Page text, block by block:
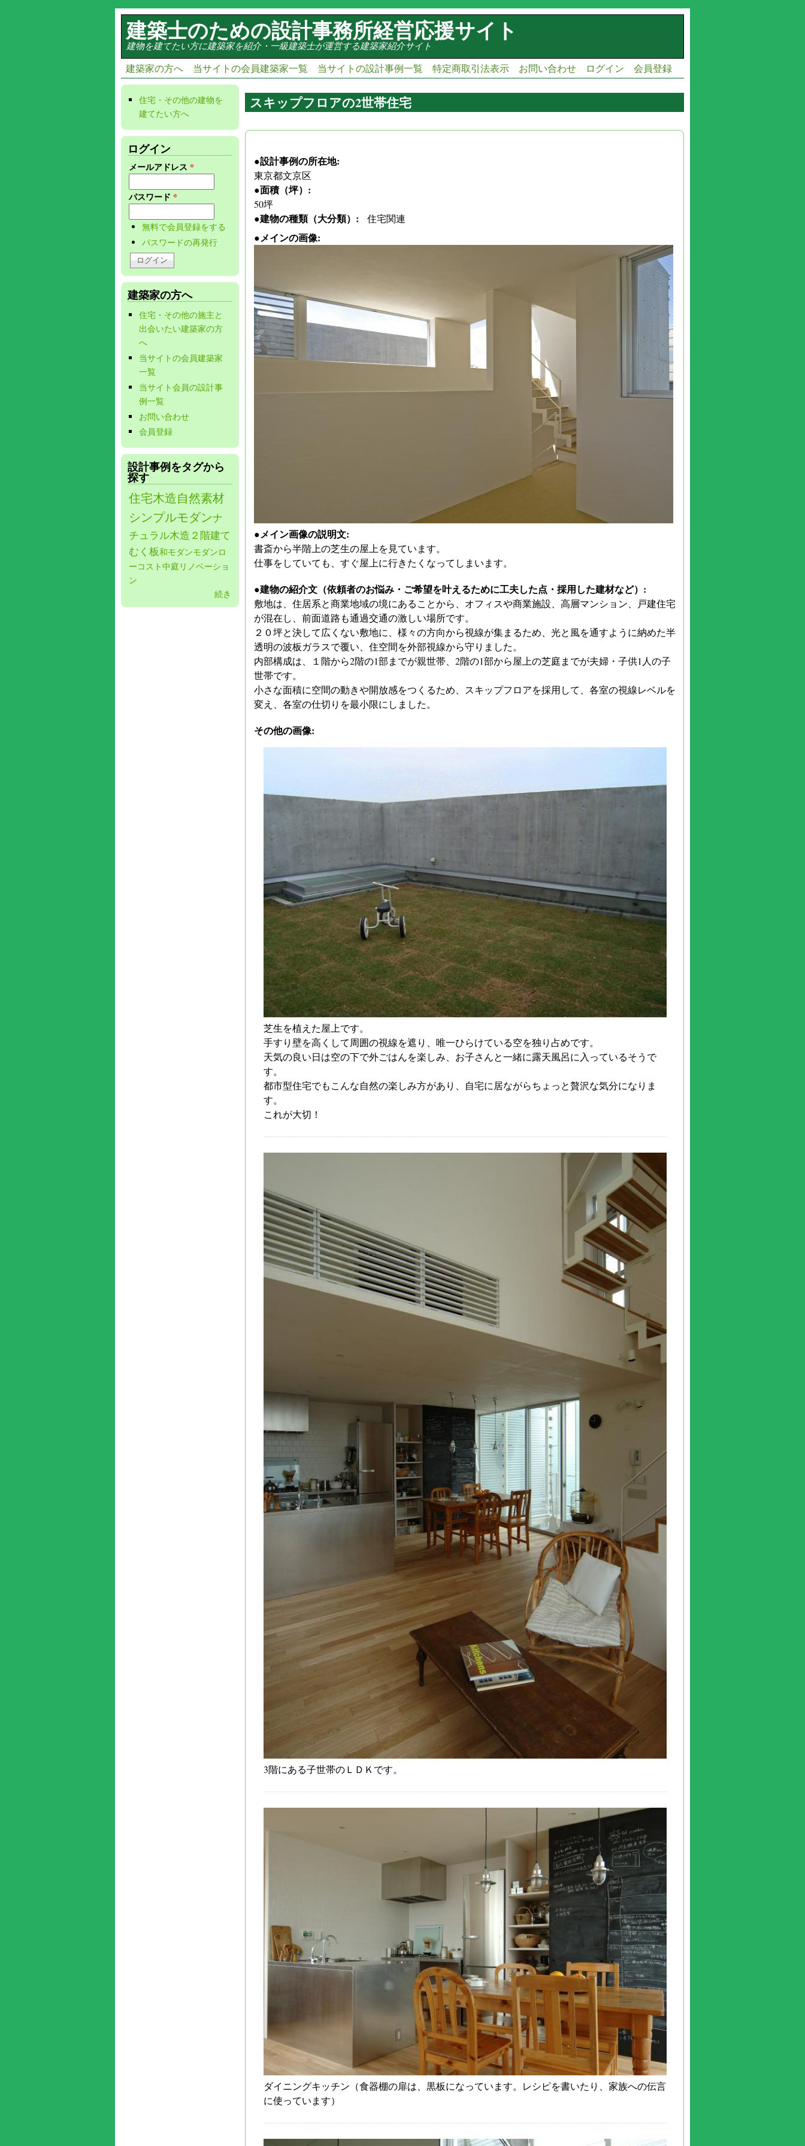
建築士のための設計事務所経営応援サイト
建物を建てたい方に建築家を紹介・一級建築士が運営する建築家紹介サイト
建築家の方へ 当サイトの会員建築家一覧 当サイトの設計事例一覧 特定商取引法表示 お問い合わせ ログイン 会員登録
スキップフロアの2世帯住宅
●設計事例の所在地:
東京都文京区
●面積（坪）:
50坪
●建物の種類（大分類）: 住宅関連
●メインの画像:
●メイン画像の説明文:
書斎から半階上の芝生の屋上を見ています。
仕事をしていても、すぐ屋上に行きたくなってしまいます。
●建物の紹介文（依頼者のお悩み・ご希望を叶えるために工夫した点・採用した建材など）:
敷地は、住居系と商業地域の境にあることから、オフィスや商業施設、高層マンション、戸建住宅
が混在し、前面道路も通過交通の激しい場所です。
２０坪と決して広くない敷地に、様々の方向から視線が集まるため、光と風を通すように納めた半
透明の波板ガラスで覆い、住空間を外部視線から守りました。
内部構成は、１階から2階の1部までが親世帯、2階の1部から屋上の芝庭までが夫婦・子供1人の子
世帯です。
小さな面積に空間の動きや開放感をつくるため、スキップフロアを採用して、各室の視線レベルを
変え、各室の仕切りを最小限にしました。
その他の画像:
芝生を植えた屋上です。
手すり壁を高くして周囲の視線を遮り、唯一ひらけている空を独り占めです。
天気の良い日は空の下で外ごはんを楽しみ、お子さんと一緒に露天風呂に入っているそうで
す。
都市型住宅でもこんな自然の楽しみ方があり、自宅に居ながらちょっと贅沢な気分になりま
す。
これが大切！
3階にある子世帯のＬＤＫです。
ダイニングキッチン（食器棚の扉は、黒板になっています。レシピを書いたり、家族への伝言
に使っています）
住宅・その他の建物を
建てたい方へ
external)
ログイン
メールアドレス *
パスワード *
無料で会員登録をする
パスワードの再発行
建築家の方へ
住宅・その他の施主と
出会いたい建築家の方
へ
当サイトの会員建築家
一覧
当サイト会員の設計事
例一覧
お問い合わせ
会員登録
設計事例をタグから
探す
住宅木造自然素材
シンプルモダンナ
チュラル木造２階建て
むく板和モダンモダンロ
ーコスト中庭 リノベーショ
ン
続き